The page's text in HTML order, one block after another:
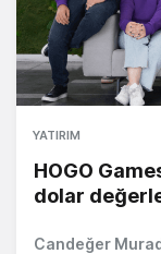
YATIRIM
HOGO
dolar
Candeğer